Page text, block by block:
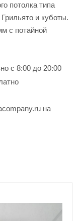
потолка типа
и куботы.
с потайной
с 8:00 до 20:00